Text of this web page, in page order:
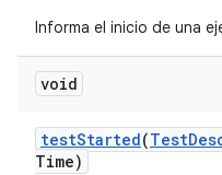
Informa el inicio de una
void
testStarted(Test
Time)